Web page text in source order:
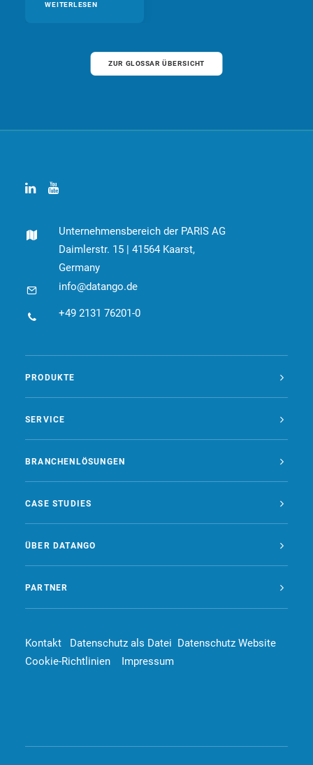
WEITERLESEN
ZUR GLOSSAR ÜBERSICHT
Unternehmensbereich der PARIS AG
Daimlerstr. 15 | 41564 Kaarst,
Germany
info@datango.de
+49 2131 76201-0
PRODUKTE
SERVICE
BRANCHENLÖSUNGEN
CASE STUDIES
ÜBER DATANGO
PARTNER
Kontakt Datenschutz als Datei Datenschutz Website
Cookie-Richtlinien
Impressum